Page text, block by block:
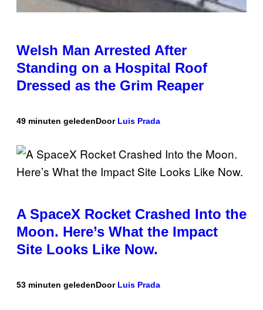
Welsh Man Arrested After
Standing on a Hospital Roof
Dressed as the Grim Reaper
49 minuten geledenDoor Luis Prada
A SpaceX Rocket Crashed Into the
Moon. Here’s What the Impact
Site Looks Like Now.
53 minuten geledenDoor Luis Prada